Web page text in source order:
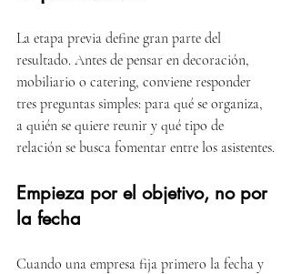
La etapa previa define gran parte del
resultado. Antes de pensar en decoración,
mobiliario o catering, conviene responder
tres preguntas simples: para qué se organiza,
a quién se quiere reunir y qué tipo de
relación se busca fomentar entre los asistentes.
Empieza por el objetivo, no por
la fecha
Cuando una empresa fija primero la fecha y